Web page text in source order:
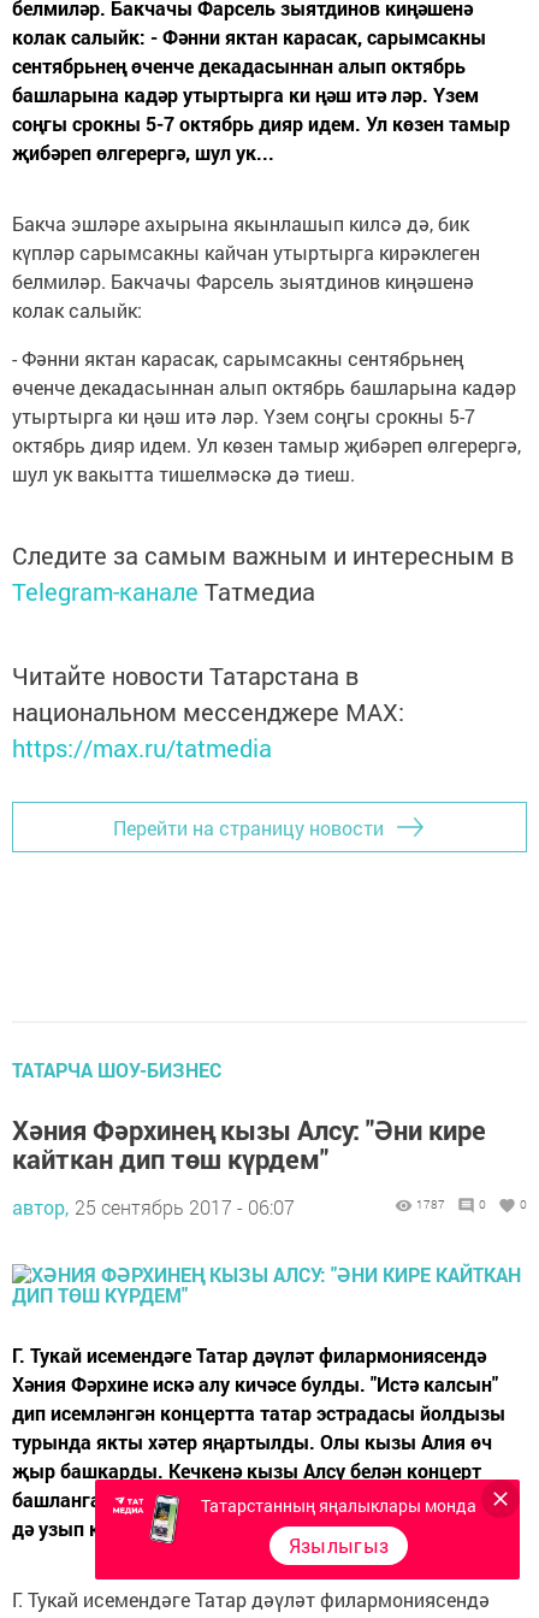
белмиләр. Бакчачы Фарсель зыятдинов киңәшенә
колак салыйк: - Фәнни яктан карасак, сарымсакны
сентябрьнең өченче декадасыннан алып октябрь
башларына кадәр утыртырга ки ңәш итә ләр. Үзем
соңгы срокны 5-7 октябрь дияр идем. Ул көзен тамыр
җибәреп өлгерергә, шул ук...
Бакча эшләре ахырына якынлашып килсә дә, бик
күпләр сарымсакны кайчан утыртырга кирәклеген
белмиләр. Бакчачы Фарсель зыятдинов киңәшенә
колак салыйк:
- Фәнни яктан карасак, сарымсакны сентябрьнең
өченче декадасыннан алып октябрь башларына кадәр
утыртырга ки ңәш итә ләр. Үзем соңгы срокны 5-7
октябрь дияр идем. Ул көзен тамыр җибәреп өлгерергә,
шул ук вакытта тишелмәскә дә тиеш.
Следите за самым важным и интересным в
Telegram-канале Татмедиа
Читайте новости Татарстана в
национальном мессенджере MАХ:
https://max.ru/tatmedia
Перейти на страницу новости
ТАТАРЧА ШОУ-БИЗНЕС
Хәния Фәрхинең кызы Алсу: "Әни кире
кайткан дип төш күрдем"
автор, 25 сентябрь 2017 - 06:07 1787 0 0
Г. Тукай исемендәге Татар дәүләт филармониясендә
Хәния Фәрхине искә алу кичәсе булды. "Истә калсын"
дип исемләнгән концертта татар эстрадасы йолдызы
турында якты хәтер яңартылды. Олы кызы Алия өч
җыр башкарды. Кечкенә кызы Алсу белән концерт
башланганчы сөйләшеп алдык. - Алсу, әниегезнең 51 е
дә узып китте, төшегезгә кергәне юкмы? -...
Г. Тукай исемендәге Татар дәүләт филармониясендә
Татарстанның яңалыклары монда
Язылыгыз